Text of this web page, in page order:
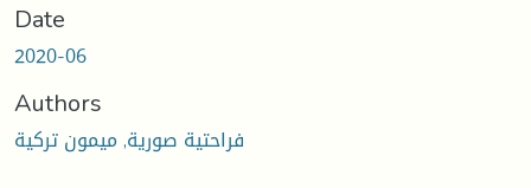
Date
2020-06
Authors
فراحتية صورية, ميمون تركية